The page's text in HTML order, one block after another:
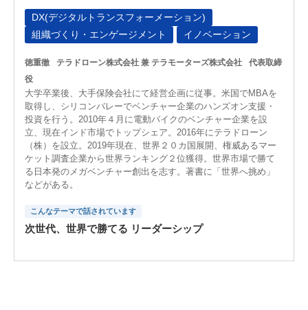
DX(デジタルトランスフォーメーション)
組織づくり・エンゲージメント
イノベーション
徳重徹 テラドローン株式会社 兼 テラモーターズ株式会社
代表取締
役
大学卒業後、大手保険会社にて経営企画に従事。米国でMBAを
取得し、シリコンバレーでベンチャー企業のハンズオン支援・
投資を行う。2010年４月に電動バイクのベンチャー企業を設
立、現在インド市場でトップシェア。2016年にテラドローン
（株）を設立。2019年現在、世界２０カ国展開、権威あるマー
ケット調査企業から世界ランキング２位獲得。世界市場で勝て
る日本発のメガベンチャー創出を志す。著書に「世界へ挑め」
などがある。
こんなテーマで話されています
次世代、世界で勝てる リーダーシップ